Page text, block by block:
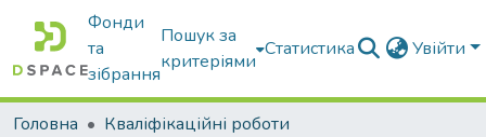
Фонди
та
зібрання
Пошук за
критеріями
Статистика Увійти
Головна
Кваліфікаційні роботи